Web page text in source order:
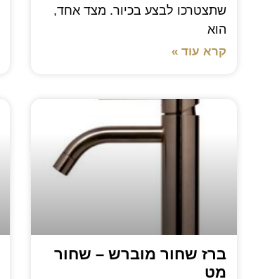
שתצטרכו לבצע בכיור. מצד אחד,
הוא
קרא עוד »
ברז שחור מוברש – שחור
מט